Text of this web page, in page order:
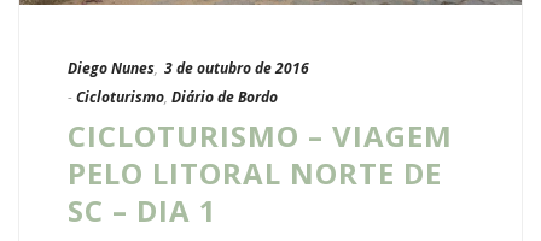
Diego Nunes, 3 de outubro de 2016
- Cicloturismo, Diário de Bordo
CICLOTURISMO – VIAGEM
PELO LITORAL NORTE DE
SC – DIA 1